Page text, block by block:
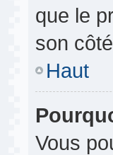
que le
son
Haut
Vous